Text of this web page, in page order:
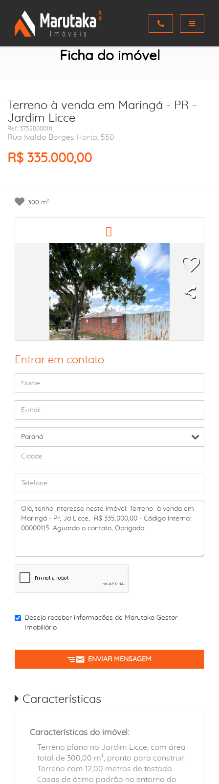
Ficha do imóvel
Terreno à venda em Maringá - PR -
Jardim Licce
Ref.: 37520000111
Rua Ivaldo Borges Horta, 550
R$ 335.000,00
300 m²
Entrar em contato
Desejo receber informações de Marutaka Gestor
Imobiliário
ENVIAR MENSAGEM
Características
Características do imóvel:
Terreno plano no Jardim Licce, com área
total de 300,00 m², pronto para construir.
Terreno com 12,00 metros de testada.
Casas de ótimo padrão no entorno do